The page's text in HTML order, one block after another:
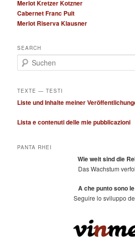
Merlot Kretzer Kotzner
Cabernet Franc Puit
Merlot Riserva Klausner
SEARCH
u
h
n
TEXTE — TESTI
Liste und Inhalte meiner
Lista e contenuti delle mie pubblicazioni
PANTA RHEI
Wie weit sind die
Das Wachstum
A che punto sono
Seguire lo sviluppo